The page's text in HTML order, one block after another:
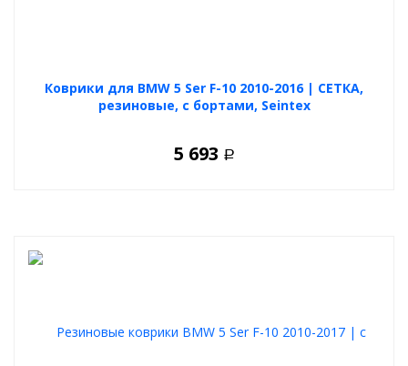
Коврики для BMW 5 Ser F-10 2010-2016 | СЕТКА,
резиновые, с бортами, Seintex
5 693 Р